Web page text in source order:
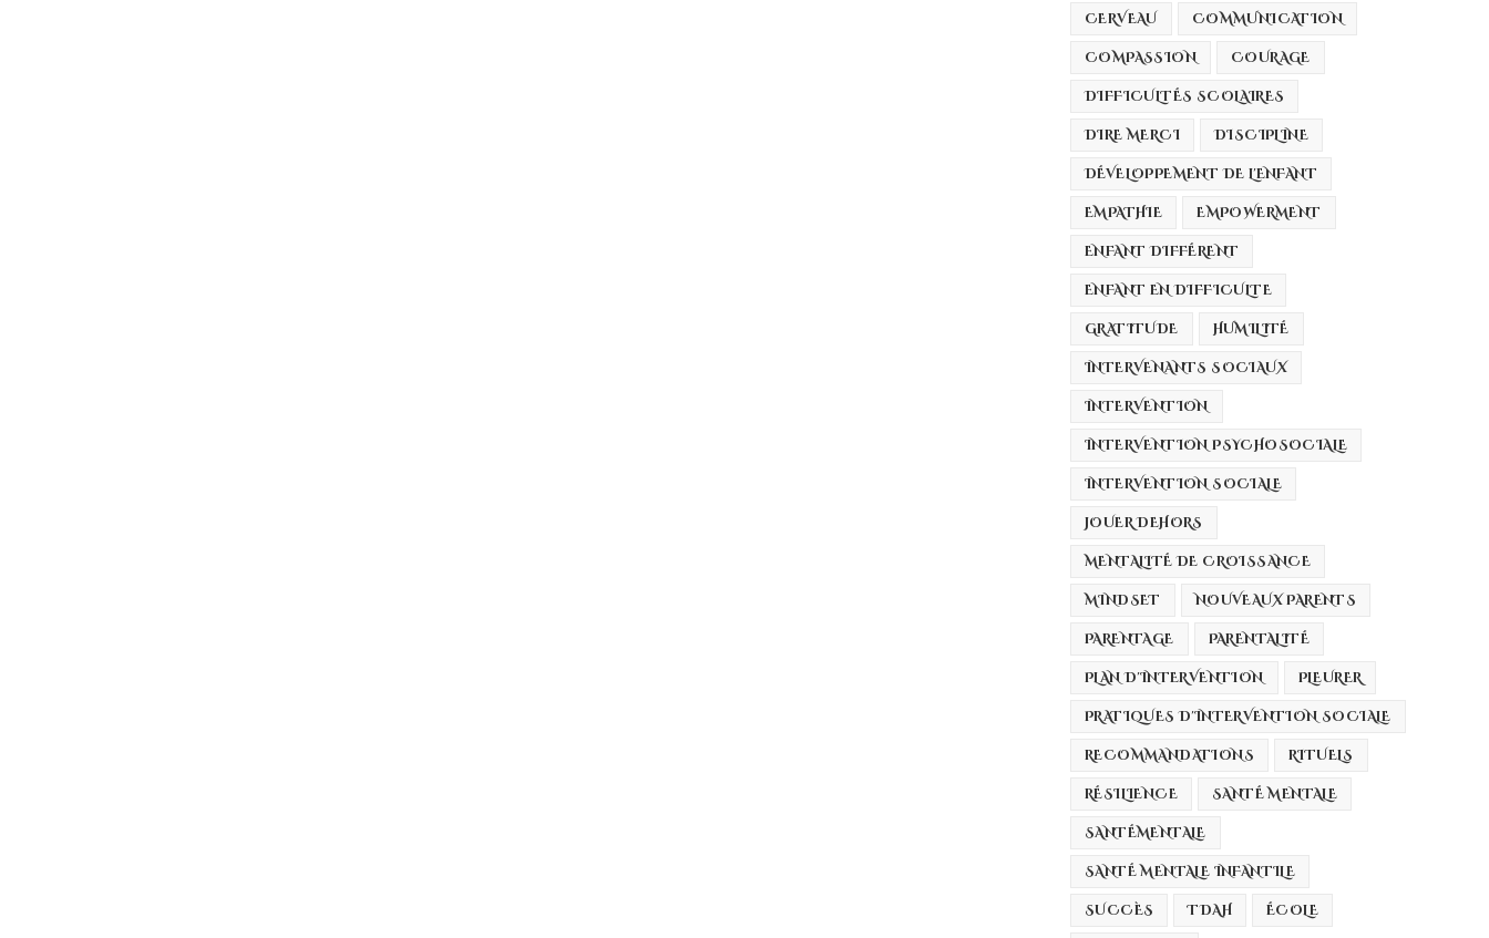
CERVEAU COMMUNICATION
COMPASSION COURAGE
DIFFICULTÉS SCOLAIRES
DIRE MERCI DISCIPLINE
DÉVELOPPEMENT DE L'ENFANT
EMPATHIE EMPOWERMENT
ENFANT DIFFÉRENT
ENFANT EN DIFFICULTE
GRATITUDE HUMILITÉ
INTERVENANTS SOCIAUX
INTERVENTION
INTERVENTION PSYCHOSOCIALE
INTERVENTION SOCIALE
JOUER DEHORS
MENTALITÉ DE CROISSANCE
MINDSET NOUVEAUX PARENTS
PARENTAGE PARENTALITÉ
PLAN D'INTERVENTION PLEURER
PRATIQUES D'INTERVENTION SOCIALE
RECOMMANDATIONS RITUELS
RÉSILIENCE SANTÉ MENTALE
SANTÉMENTALE
SANTÉ MENTALE INFANTILE
SUCCÈS TDAH ÉCOLE